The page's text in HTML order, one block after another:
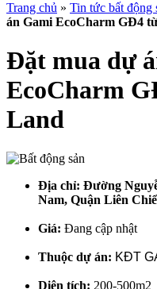
Trang chủ » Tin tức bất động
án Gami EcoCharm GĐ4
Đặt mua dự
EcoCharm
Land
Địa chỉ: Đường
Nam, Quận Liên
Giá: Đang cập nhật
Thuộc dự án: KĐT
Diện tích: 200-500m2